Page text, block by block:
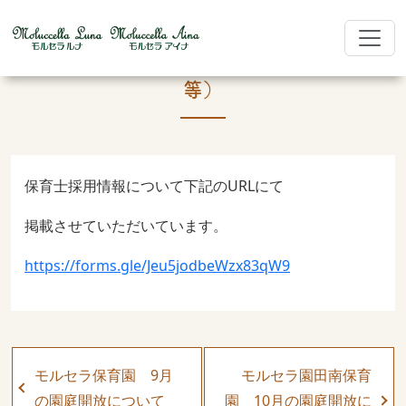
保育士採用情報（保育士の園見学、体験
等）
保育士採用情報について下記のURLにて
掲載させていただいています。
https://forms.gle/Jeu5jodbeWzx83qW9
モルセラ保育園 9月
の園庭開放について
モルセラ園田南保育
園 10月の園庭開放に